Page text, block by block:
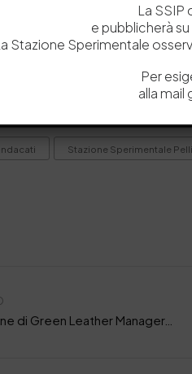
Stazione Sperimentale Pelli
Al via la nuova edizione di Green Leather Manager, promossa da Stazione Pelli con ITS Cosmo
La SSIP
e pubblicherà
Stazione Sperimentale
Per
alla